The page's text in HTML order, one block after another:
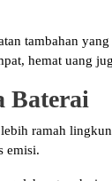
tambahan yang
hemat uang
Baterai
ramah
emisi.